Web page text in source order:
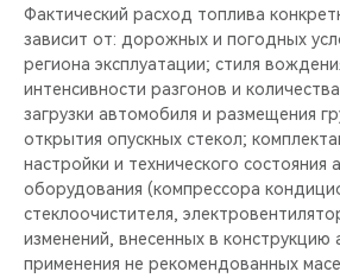
Фактический расход топлива
зависит от: дорожных и погодных
региона эксплуатации; стиля
интенсивности разгонов и
загрузки автомобиля и размещения
открытия опускных стекол;
настройки и технического
оборудования (компрессора
стеклоочистителя,
изменений, внесенных в конструкцию
применения не рекомендованных